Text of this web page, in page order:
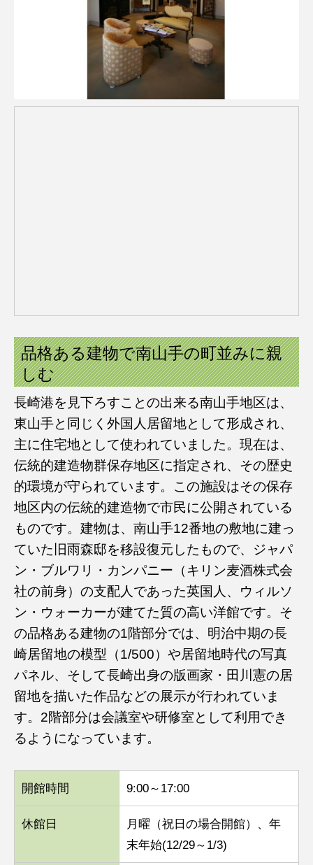
品格ある建物で南山手の町並みに親
しむ
長崎港を見下ろすことの出来る南山手地区は、
東山手と同じく外国人居留地として形成され、
主に住宅地として使われていました。現在は、
伝統的建造物群保存地区に指定され、その歴史
的環境が守られています。この施設はその保存
地区内の伝統的建造物で市民に公開されている
ものです。建物は、南山手12番地の敷地に建っ
ていた旧雨森邸を移設復元したもので、ジャパ
ン・ブルワリ・カンパニー（キリン麦酒株式会
社の前身）の支配人であった英国人、ウィルソ
ン・ウォーカーが建てた質の高い洋館です。そ
の品格ある建物の1階部分では、明治中期の長
崎居留地の模型（1/500）や居留地時代の写真
パネル、そして長崎出身の版画家・田川憲の居
留地を描いた作品などの展示が行われていま
す。2階部分は会議室や研修室として利用でき
るようになっています。
開館時間 9:00～17:00
休館日
月曜（祝日の場合開館）、年
末年始(12/29～1/3)